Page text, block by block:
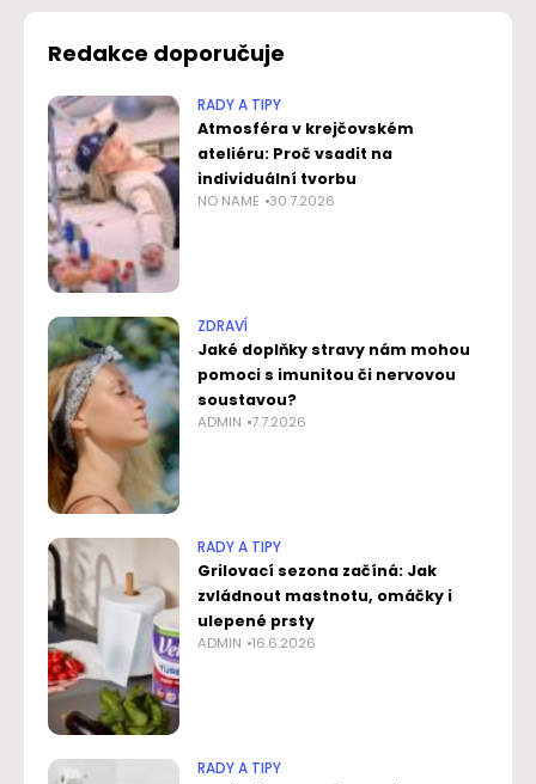
Redakce doporučuje
RADY A TIPY
Atmosféra v krejčovském
ateliéru: Proč vsadit na
individuální tvorbu
NO NAME 30.7.2026
ZDRAVÍ
Jaké doplňky stravy nám mohou
pomoci s imunitou či nervovou
soustavou?
ADMIN 7.7.2026
RADY A TIPY
Grilovací sezona začíná: Jak
zvládnout mastnotu, omáčky i
ulepené prsty
ADMIN 16.6.2026
RADY A TIPY